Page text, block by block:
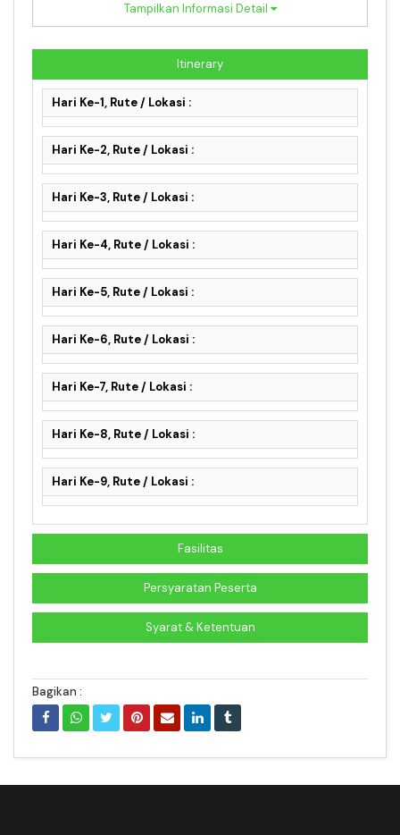
Tampilkan Informasi Detail
Itinerary
Hari Ke-1, Rute / Lokasi :
Hari Ke-2, Rute / Lokasi :
Hari Ke-3, Rute / Lokasi :
Hari Ke-4, Rute / Lokasi :
Hari Ke-5, Rute / Lokasi :
Hari Ke-6, Rute / Lokasi :
Hari Ke-7, Rute / Lokasi :
Hari Ke-8, Rute / Lokasi :
Hari Ke-9, Rute / Lokasi :
Fasilitas
Persyaratan Peserta
Syarat & Ketentuan
Bagikan :